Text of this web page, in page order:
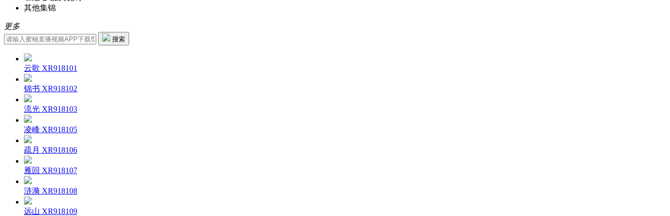
其他集锦
更多
搜索
云歌 XR918101
锦书 XR918102
流光 XR918103
凌峰 XR918105
疏月 XR918106
雁回 XR918107
涟漪 XR918108
远山 XR918109